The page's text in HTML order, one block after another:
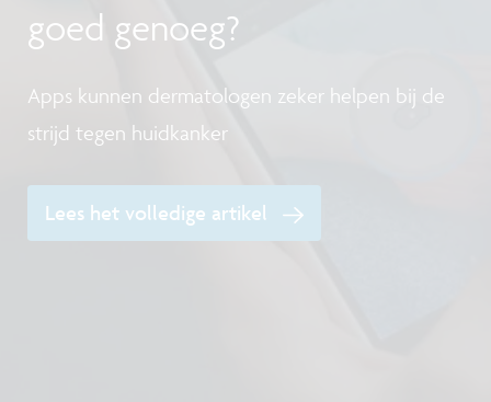
goed genoeg?
Apps kunnen dermatologen zeker helpen bij de
strijd tegen huidkanker
Lees het volledige artikel